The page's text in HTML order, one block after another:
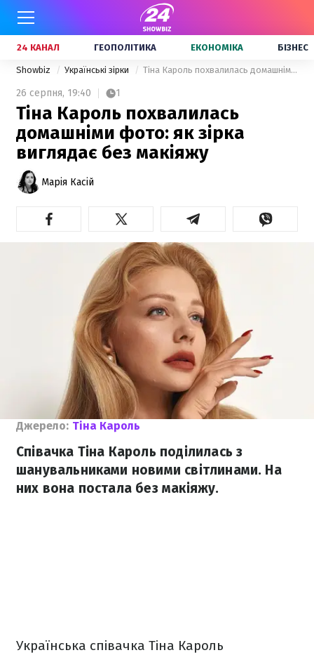
24 КАНАЛ ГЕОПОЛІТИКА ЕКОНОМІКА БІЗНЕС
Showbiz Українські зірки Тіна Кароль похвалилась домашніми фото: як зірка виглядає без макіяжу
26 серпня, 19:40 1
Тіна Кароль похвалилась
домашніми фото: як зірка
виглядає без макіяжу
Марія Касій
Джерело: Тіна Кароль
Співачка Тіна Кароль поділилась з
шанувальниками новими світлинами. На
них вона постала без макіяжу.
Українська співачка Тіна Кароль